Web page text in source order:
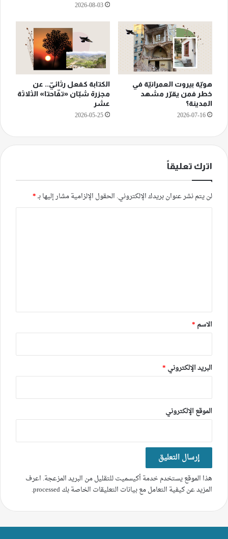
2026-08-03
هويّة بيروت العمرانيّة في
خطر فمن يقرّر مشهد
المدينة؟
2026-07-16
الكتابة كفعل رثائيّ.. عن
مجزرة شبّان «تفّاحتا» الثلاثة
عشر
2026-05-25
اترك تعليقاً
لن يتم نشر عنوان بريدك الإلكتروني. الحقول الإلزامية مشار إليها بـ*
*
الاسم *
البريد الإلكتروني *
الموقع الإلكتروني
هذا الموقع يستخدم خدمة أكيسميت للتقليل من البريد المزعجة. اعرف
المزيد عن كيفية التعامل مع بيانات التعليقات الخاصة بك processed
.